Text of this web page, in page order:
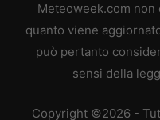
Meteoweek.com non
quanto viene
può pertanto
sensi della
Copyright ©2026 -